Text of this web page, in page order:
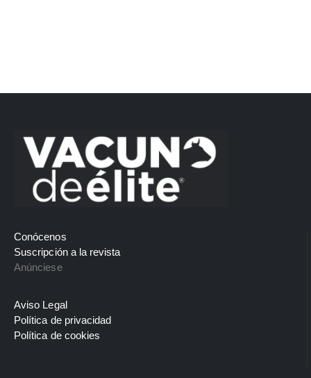
Conócenos
Suscripción a la revista
Anúnciese
Aviso Legal
Política de privacidad
Política de cookies